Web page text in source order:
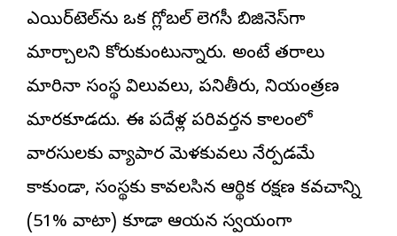
ఎయిర్‌టెల్‌ను ఒక గ్లోబల్ లెగసీ బిజినెస్‌గా
మార్చాలని కోరుకుంటున్నారు. అంటే తరాలు
మారినా సంస్థ విలువలు, పనితీరు, నియంత్రణ
మారకూడదు. ఈ పదేళ్ల పరివర్తన కాలంలో
వారసులకు వ్యాపార మెళకువలు నేర్పడమే
కాకుండా, సంస్థకు కావలసిన ఆర్థిక రక్షణ కవచాన్ని
(51% వాటా) కూడా ఆయన స్వయంగా